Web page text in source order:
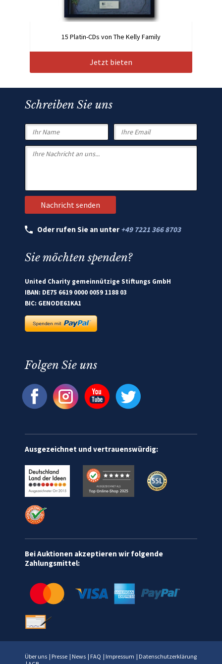
15 Platin-CDs von The Kelly Family
Jetzt bieten
Schreiben Sie uns
Oder rufen Sie an unter +49 7221 366 8703
Sie möchten spenden?
United Charity gemeinnützige Stiftungs GmbH
IBAN: DE75 6619 0000 0059 1188 03
BIC: GENODE61KA1
Folgen Sie uns
Ausgezeichnet und vertrauenswürdig:
Bei Auktionen akzeptieren wir folgende
Zahlungsmittel:
Über uns | Presse | News | FAQ | Impressum | Datenschutzerklärung